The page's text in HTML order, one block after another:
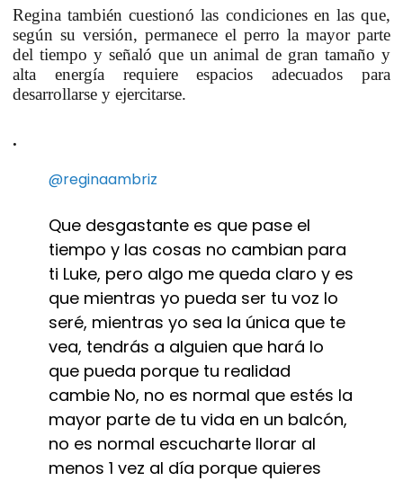
Regina también cuestionó las condiciones en las que,
según su versión, permanece el perro la mayor parte
del tiempo y señaló que un animal de gran tamaño y
alta energía requiere espacios adecuados para
desarrollarse y ejercitarse.
.
@reginaambriz
Que desgastante es que pase el
tiempo y las cosas no cambian para
ti Luke, pero algo me queda claro y es
que mientras yo pueda ser tu voz lo
seré, mientras yo sea la única que te
vea, tendrás a alguien que hará lo
que pueda porque tu realidad
cambie No, no es normal que estés la
mayor parte de tu vida en un balcón,
no es normal escucharte llorar al
menos 1 vez al día porque quieres